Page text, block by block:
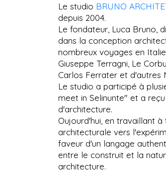
Le studio BRUNO
depuis 2004.
Le fondateur, Luca Bruno,
dans la conception
nombreux voyages en
Giuseppe Terragni, Le
Carlos Ferrater et d'autres
Le studio a participé à
meet in Selinunte" et a
d'architecture.
Oujourd'hui, en travaillant
architecturale vers
faveur d'un langage
entre le construit et la
architecture.